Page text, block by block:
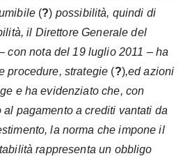
(?) possibilità, quindi di
il Direttore Generale del
con nota del 19 luglio 2011 – ha
procedure, strategie (?),ed azioni
e ha evidenziato che, con
pagamento a crediti vantati da
la norma che impone il
rappresenta un obbligo